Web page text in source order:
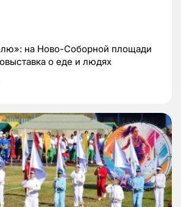
на Ново-Соборной площади
о еде и людях